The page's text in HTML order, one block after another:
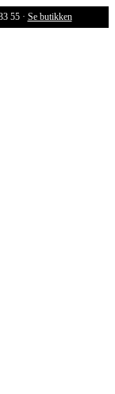
55 · Se butikken